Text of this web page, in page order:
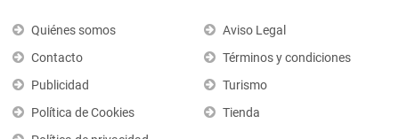
Quiénes somos
Contacto
Publicidad
Política de Cookies
Aviso Legal
Términos y condiciones
Turismo
Tienda